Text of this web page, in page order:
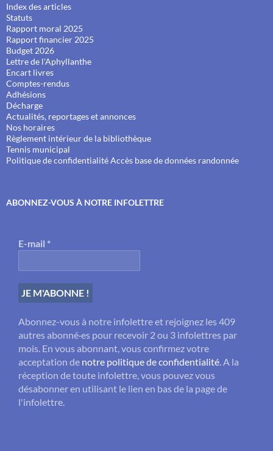
Index des articles
Statuts
Rapport moral 2025
Rapport financier 2025
Budget 2026
Lettre de l'Aphyllanthe
Encart livres
Comptes-rendus
Adhésions
Décharge
Actualités, reportages et annonces
Nos horaires
Règlement intérieur de la bibliothèque
Tennis municipal
Politique de confidentialitéAccès base de données randonnée
ABONNEZ-VOUS À NOTRE INFOLETTRE
E-mail *
Abonnez-vous à notre infolettre et rejoignez les 409
autres abonné·es pour recevoir 2 ou 3 infolettres par
mois. En vous abonnant, vous confirmez votre
acceptation de notre politique de confidentialité . A la
réception de toute infolettre, vous pouvez vous
désabonner en utilisant le lien en bas de la page de
l'infolettre.